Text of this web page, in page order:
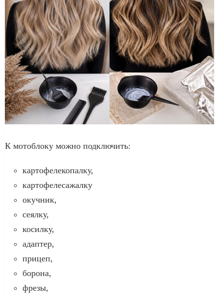
К мотоблоку можно подключить:
картофелекопалку,
картофелесажалку
окучник,
сеялку,
косилку,
адаптер,
прицеп,
борона,
фрезы,